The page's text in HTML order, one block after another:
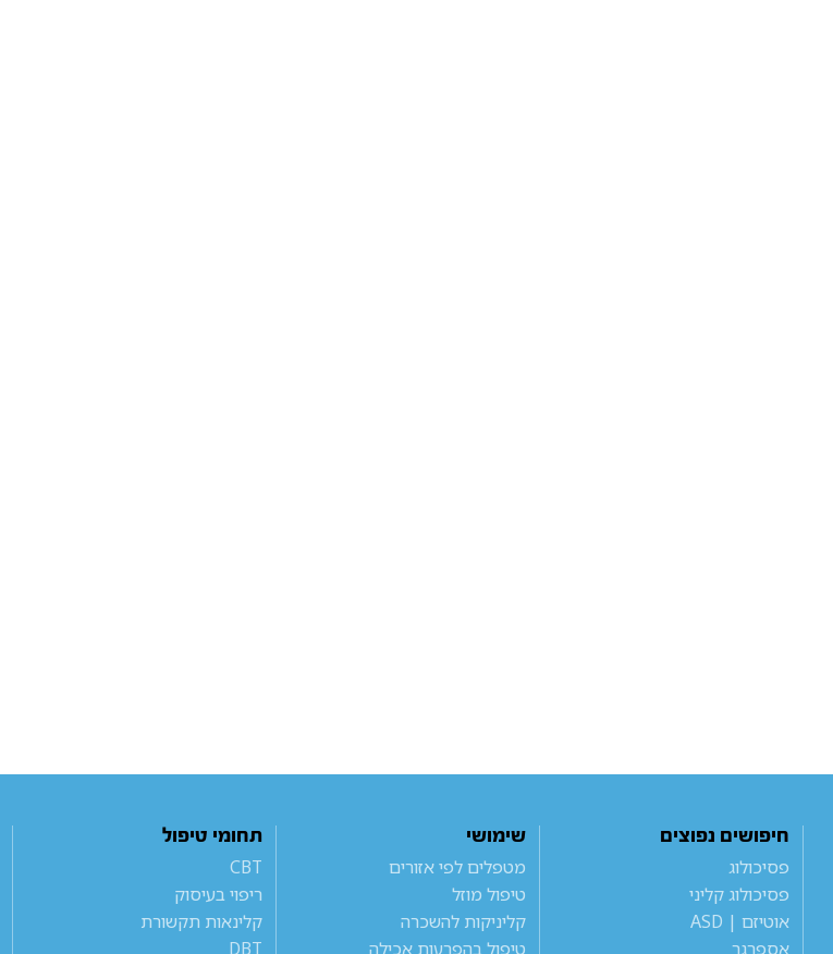
חיפושים נפוצים
פסיכולוג
פסיכולוג קליני
אוטיזם | ASD
אספרגר
שימושי
מטפלים לפי אזורים
טיפול מוזל
קליניקות להשכרה
טיפול בהפרעות אכילה
תחומי טיפול
CBT
ריפוי בעיסוק
קלינאות תקשורת
DBT